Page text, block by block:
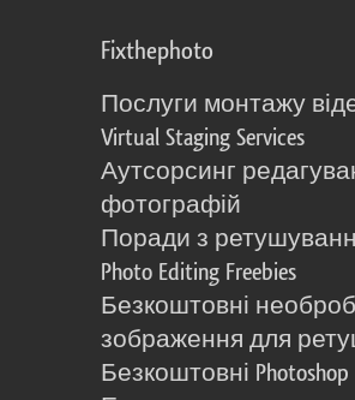
Fixthephoto
Послуги монтажу
Virtual Staging Services
Аутсорсинг
фотографій
Поради з
Photo Editing Freebies
Безкоштовні
зображення для
Безкоштовні Photoshop